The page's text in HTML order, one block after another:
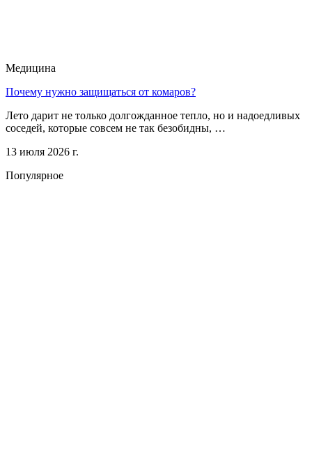
Медицина
Почему нужно защищаться от комаров?
Лето дарит не только долгожданное тепло, но и надоедливых
соседей, которые совсем не так безобидны, …
13 июля 2026 г.
Популярное